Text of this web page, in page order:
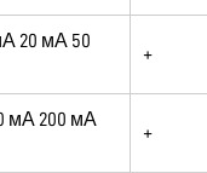
20 мА 50
+
мА 200 мА
+